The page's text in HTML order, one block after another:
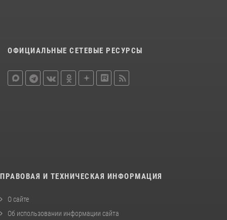
ОФИЦИАЛЬНЫЕ СЕТЕВЫЕ РЕСУРСЫ
ПРАВОВАЯ И ТЕХНИЧЕСКАЯ ИНФОРМАЦИЯ
О сайте
Об использовании информации сайта